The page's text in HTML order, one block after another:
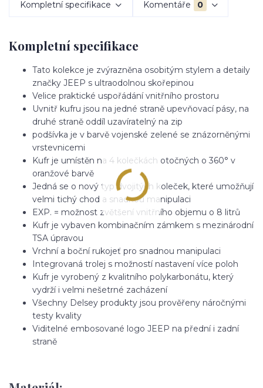
Kompletní specifikace Komentáře 0
Kompletní specifikace
Tato kolekce je zvýrazněna osobitým stylem a detaily
značky JEEP s ultraodolnou skořepinou
Velice praktické uspořádání vnitřního prostoru
Uvnitř kufru jsou na jedné straně upevňovací pásy, na
druhé straně oddíl uzavíratelný na zip
podšívka je v barvě vojenské zelené se znázorněnými
vrstevnicemi
Kufr je umístěn na 4 kolečkách otočných o 360° v
oranžové barvě
Jedná se o nový typ dvojitých koleček, které umožňují
velmi tichý chod a snadnou manipulaci
EXP. = možnost zvětšení vnitřního objemu o 8 litrů
Kufr je vybaven kombinačním zámkem s mezinárodní
TSA úpravou
Vrchní a boční rukojeť pro snadnou manipulaci
Integrovaná trolej s možností nastavení více poloh
Kufr je vyrobený z kvalitního polykarbonátu, který
vydrží i velmi nešetrné zacházení
Všechny Delsey produkty jsou prověřeny náročnými
testy kvality
Viditelné embosované logo JEEP na přední i zadní
straně